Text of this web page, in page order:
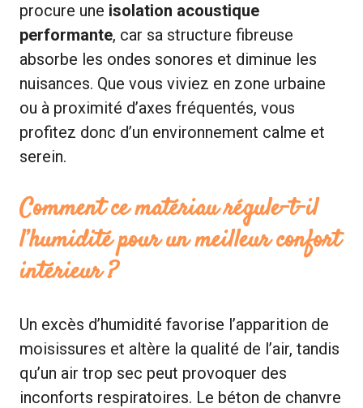
procure une isolation acoustique
performante, car sa structure fibreuse
absorbe les ondes sonores et diminue les
nuisances. Que vous viviez en zone urbaine
ou à proximité d’axes fréquentés, vous
profitez donc d’un environnement calme et
serein.
Comment ce matériau régule-t-il
l’humidité pour un meilleur confort
intérieur ?
Un excès d’humidité favorise l’apparition de
moisissures et altère la qualité de l’air, tandis
qu’un air trop sec peut provoquer des
inconforts respiratoires. Le béton de chanvre